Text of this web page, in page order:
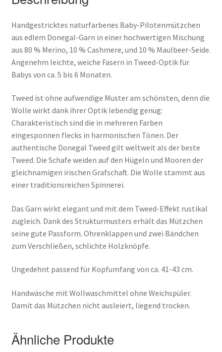
Handgestricktes naturfarbenes Baby-Pilotenmützchen
aus edlem Donegal-Garn in einer hochwertigen Mischung
aus 80 % Merino, 10 % Cashmere, und 10 % Maulbeer-Seide.
Angenehm leichte, weiche Fasern in Tweed-Optik für
Babys von ca. 5 bis 6 Monaten.
Tweed ist ohne aufwendige Muster am schönsten, denn die
Wolle wirkt dank ihrer Optik lebendig genug:
Charakteristisch sind die in mehreren Farben
eingesponnen flecks in harmonischen Tönen. Der
authentische Donegal Tweed gilt weltweit als der beste
Tweed. Die Schafe weiden auf den Hügeln und Mooren der
gleichnamigen irischen Grafschaft. Die Wolle stammt aus
einer traditionsreichen Spinnerei.
Das Garn wirkt elegant und mit dem Tweed-Effekt rustikal
zugleich. Dank des Strukturmusters erhält das Mützchen
seine gute Passform. Ohrenklappen und zwei Bändchen
zum Verschließen, schlichte Holzknöpfe.
Ungedehnt passend für Kopfumfang von ca. 41-43 cm.
Handwäsche mit Wollwaschmittel ohne Weichspüler.
Damit das Mützchen nicht ausleiert, liegend trocken.
Ähnliche Produkte